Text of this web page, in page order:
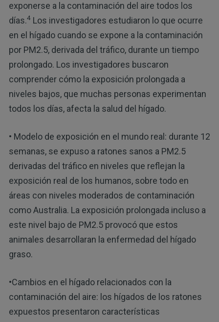
exponerse a la contaminación del aire todos los
días.4Los investigadores estudiaron lo que ocurre
en el hígado cuando se expone a la contaminación
por PM2.5, derivada del tráfico, durante un tiempo
prolongado. Los investigadores buscaron
comprender cómo la exposición prolongada a
niveles bajos, que muchas personas experimentan
todos los días, afecta la salud del hígado.
• Modelo de exposición en el mundo real: durante 12
semanas, se expuso a ratones sanos a PM2.5
derivadas del tráfico en niveles que reflejan la
exposición real de los humanos, sobre todo en
áreas con niveles moderados de contaminación
como Australia. La exposición prolongada incluso a
este nivel bajo de PM2.5 provocó que estos
animales desarrollaran la enfermedad del hígado
graso.
•Cambios en el hígado relacionados con la
contaminación del aire: los hígados de los ratones
expuestos presentaron características